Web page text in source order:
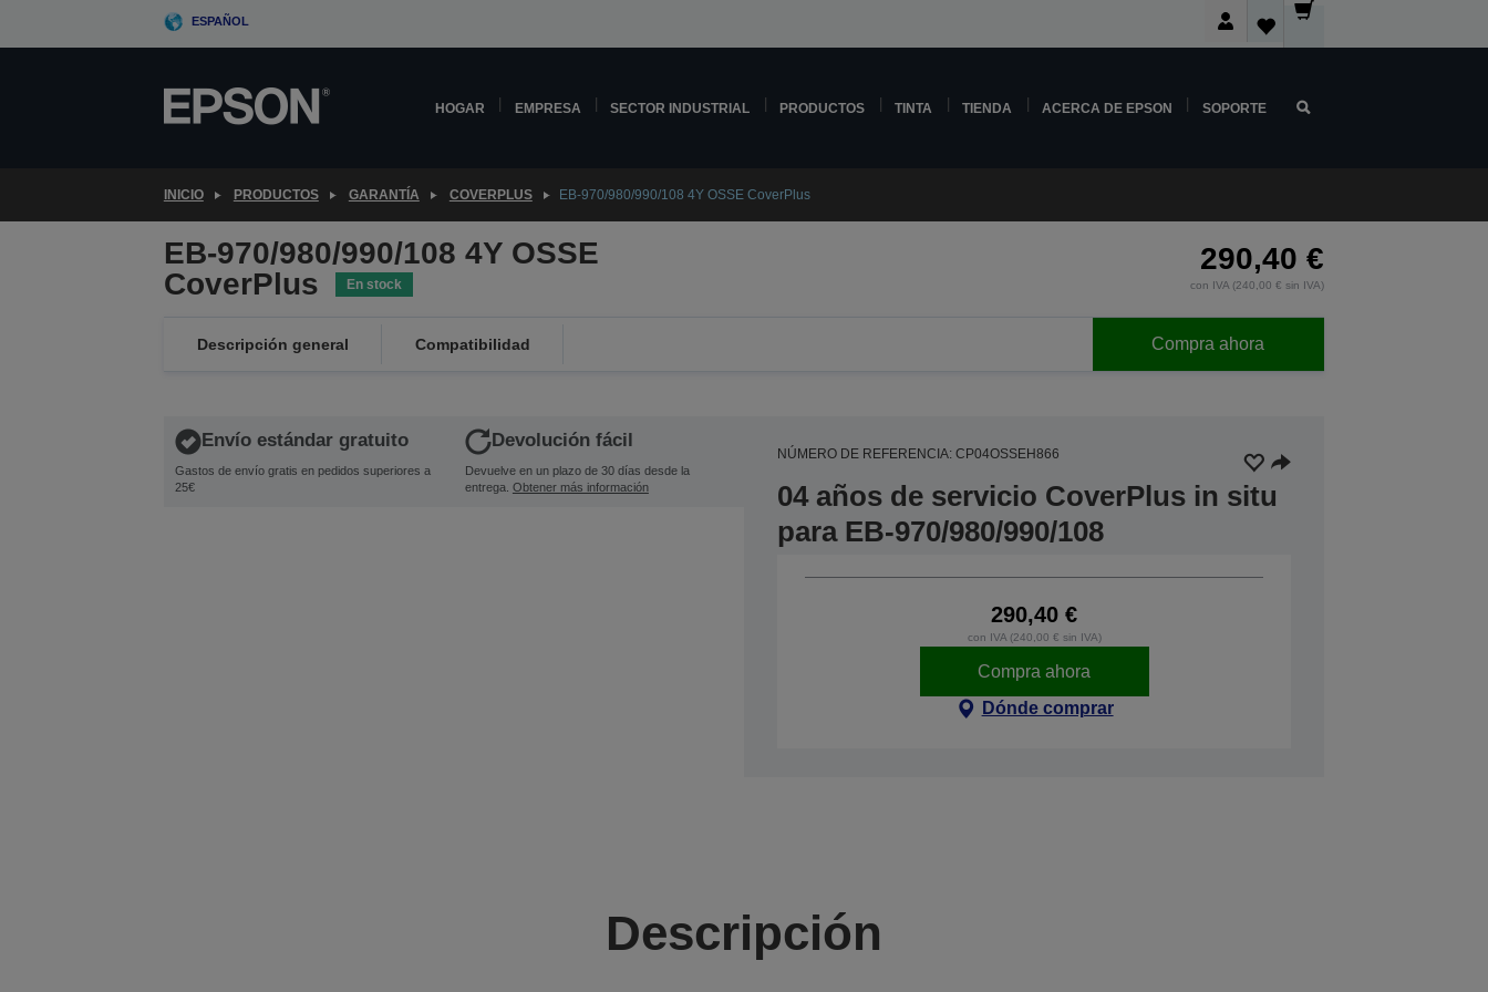
ESPAÑOL
HOGAR EMPRESA SECTOR INDUSTRIAL PRODUCTOS TINTA TIENDA ACERCA DE EPSON SOPORTE
INICIO PRODUCTOS GARANTÍA COVERPLUS EB-970/980/990/108 4Y OSSE CoverPlus
EB-970/980/990/108 4Y OSSE
CoverPlus
En stock
290,40 €
con IVA (240,00 € sin IVA)
Descripción general Compatibilidad Compra ahora
Envío estándar gratuito
Gastos de envío gratis en pedidos superiores a
25€
Devolución fácil
Devuelve en un plazo de 30 días desde la
entrega. Obtener más información
NÚMERO DE REFERENCIA: CP04OSSEH866
04 años de servicio CoverPlus in situ
para EB-970/980/990/108
290,40 €
con IVA (240,00 € sin IVA)
Compra ahora
Dónde comprar
Descripción